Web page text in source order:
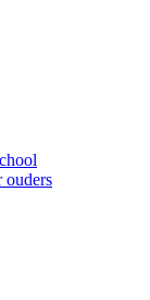
ouders